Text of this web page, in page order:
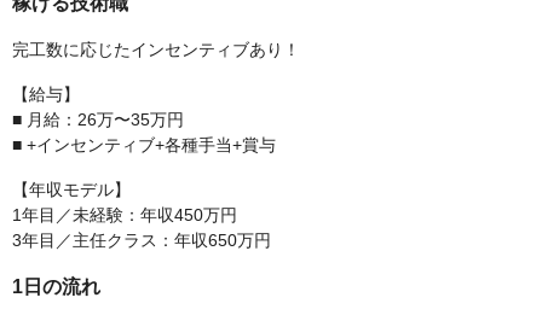
完工数に応じたインセンティブあり！
【給与】
■ 月給：26万〜35万円
■ +インセンティブ+各種手当+賞与
【年収モデル】
1年目／未経験：年収450万円
3年目／主任クラス：年収650万円
1日の流れ